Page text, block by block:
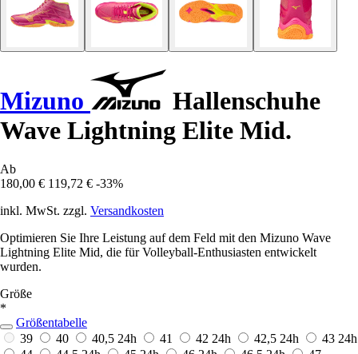
Mizuno
Hallenschuhe
Wave Lightning Elite Mid.
Ab
180,00 € 119,72 € -33%
inkl. MwSt. zzgl. Versandkosten
Optimieren Sie Ihre Leistung auf dem Feld mit den Mizuno Wave
Lightning Elite Mid, die für Volleyball-Enthusiasten entwickelt
wurden.
Größe
*
Größentabelle
39
40 40,5 24h 41 42 24h 42,5 24h 43 24h